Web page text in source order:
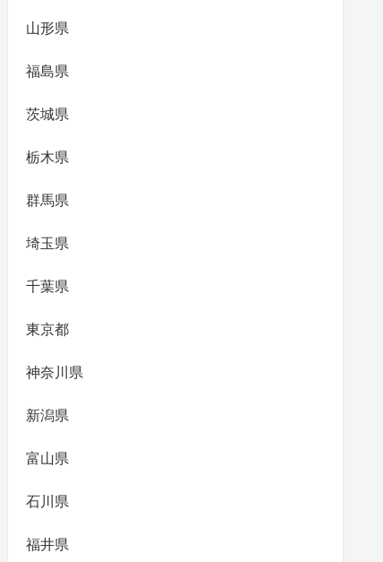
山形県
福島県
茨城県
栃木県
群馬県
埼玉県
千葉県
東京都
神奈川県
新潟県
富山県
石川県
福井県